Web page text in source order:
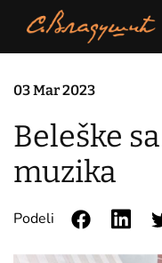
content
03 Mar 2023
Beleške
muzika
Podeli